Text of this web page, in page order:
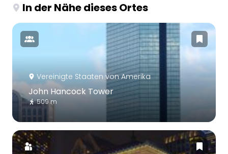
In der Nähe dieses Ortes
Vereinigte Staaten von Amerika
John Hancock Tower
509 m